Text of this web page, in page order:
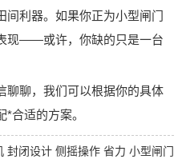
间利器。如果你正为小型闸门
现——或许，你缺的只是一台
聊聊，我们可以根据你的具体
合适的方案。
封闭设计 侧摇操作 省力 小型闸门